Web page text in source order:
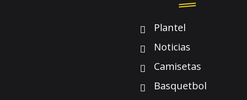
Plantel
Noticias
Camisetas
Basquetbol